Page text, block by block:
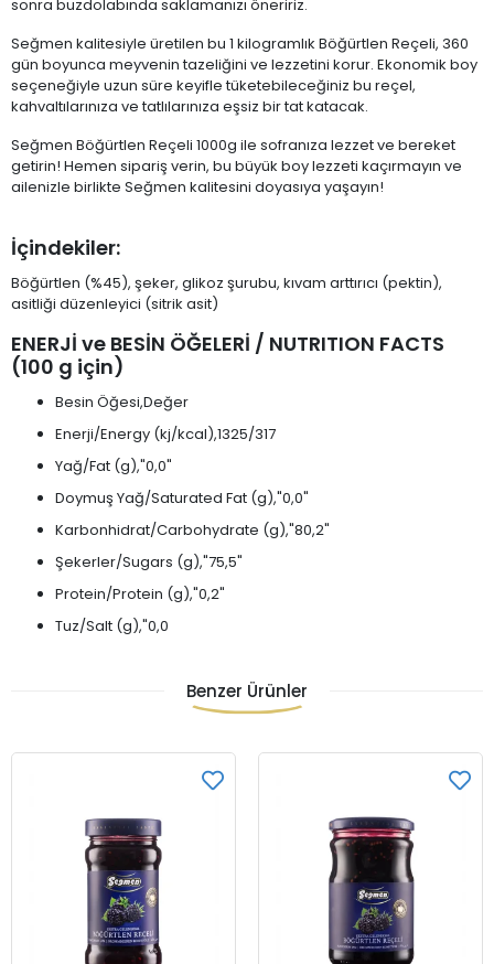
sonra buzdolabında saklamanızı öneririz.
Seğmen kalitesiyle üretilen bu 1 kilogramlık Böğürtlen Reçeli, 360
gün boyunca meyvenin tazeliğini ve lezzetini korur. Ekonomik boy
seçeneğiyle uzun süre keyifle tüketebileceğiniz bu reçel,
kahvaltılarınıza ve tatlılarınıza eşsiz bir tat katacak.
Seğmen Böğürtlen Reçeli 1000g ile sofranıza lezzet ve bereket
getirin! Hemen sipariş verin, bu büyük boy lezzeti kaçırmayın ve
ailenizle birlikte Seğmen kalitesini doyasıya yaşayın!
İçindekiler:
Böğürtlen (%45), şeker, glikoz şurubu, kıvam arttırıcı (pektin),
asitliği düzenleyici (sitrik asit)
ENERJİ ve BESİN ÖĞELERİ / NUTRITION FACTS
(100 g için)
Besin Öğesi,Değer
Enerji/Energy (kj/kcal),1325/317
Yağ/Fat (g),"0,0"
Doymuş Yağ/Saturated Fat (g),"0,0"
Karbonhidrat/Carbohydrate (g),"80,2"
Şekerler/Sugars (g),"75,5"
Protein/Protein (g),"0,2"
Tuz/Salt (g),"0,0
Benzer Ürünler